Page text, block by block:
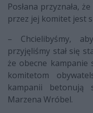
Posłana przyznała,
przez jej komitet jest
– Chcielibyśmy,
przyjęliśmy stał się
że obecne kampanie
komitetom
kampanii betonują
Marzena Wróbel.